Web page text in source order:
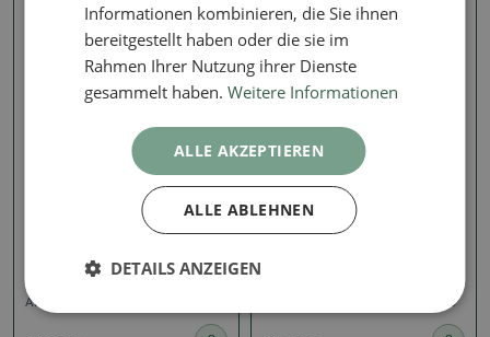
Schaft, Knospe, 1/4"
(Feine Körnung)
Artikelnummer:
2,3 mm
1389-32BN14-50
Informationen kombinieren, die Sie ihnen
bereitgestellt haben oder die sie im
Rahmen Ihrer Nutzung ihrer Dienste
gesammelt haben.Weitere Informationen
ALLE AKZEPTIEREN
ALLE ABLEHNEN
DETAILS ANZEIGEN